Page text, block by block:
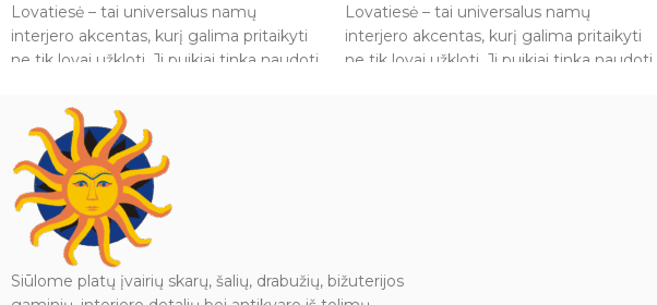
Lovatiesė – tai universalus namų
interjero akcentas, kurį galima pritaikyti
ne tik lovai užkloti. Ji puikiai tinka naudoti
sienos dekoras arba net kaip stilingas
užtiesalas foteliui ar sofai. Keisdami
lovatiesę, lengvai atnaujinsite kambario
nuotaiką ir suteiksite jaukumo bet kuriai
erdvei.
Išmatavimai: 2,35 x 2,1 m.
Pagaminta iš 100% medvilnės.
Lovatiesė – tai universalus namų
interjero akcentas, kurį galima pritaikyti
ne tik lovai užkloti. Ji puikiai tinka naudoti
Siūlome platų įvairių skarų, šalių, drabužių, bižuterijos